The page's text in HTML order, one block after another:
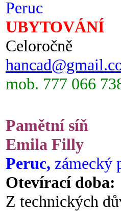
Peruc
UBYTOVÁNÍ
Celoročně
mob. 777 066
Pamětní síň
Emila Filly
Peruc, zámecký
Otevírací doba:
Z technických